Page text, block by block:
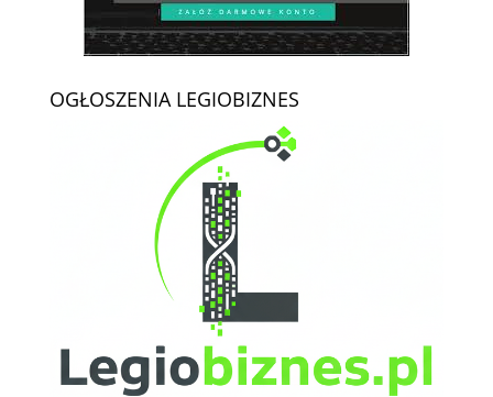
OGŁOSZENIA LEGIOBIZNES